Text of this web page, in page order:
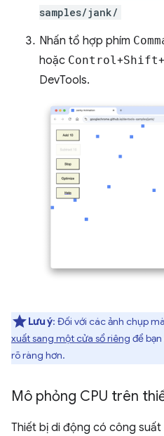
samples/jank/
Nhấn tổ hợp phím
hoặc Control+Shift+
DevTools.
Lưu ý: Đối với các ảnh chụp
xuất sang một cửa sổ riêng để
rõ ràng hơn.
Mô phỏng CPU trên
Thiết bị di động có công suất